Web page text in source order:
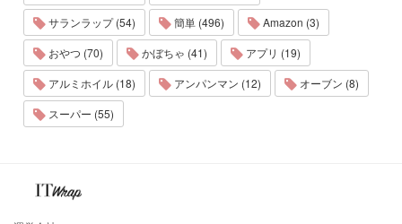
サランラップ (54)
簡単 (496)
Amazon (3)
おやつ (70)
かぼちゃ (41)
アプリ (19)
アルミホイル (18)
アンパンマン (12)
オーブン (8)
スーパー (55)